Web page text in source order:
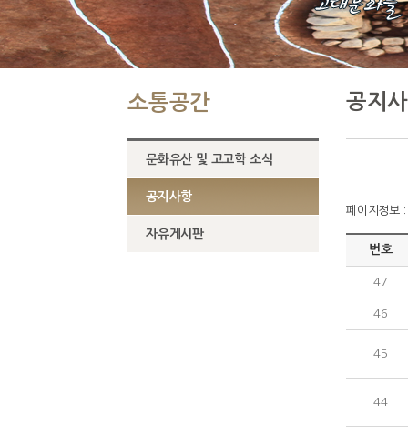
소통공간
문화유산 및 고고학 소식
공지사항
자유게시판
공지
페이지정보
번호
47
46
45
44